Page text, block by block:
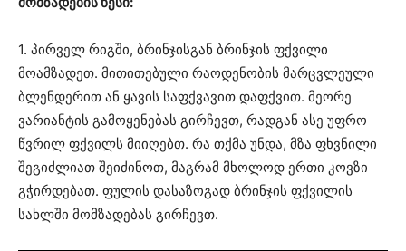
1. პირველ რიგში, ბრინჯისგან ბრინჯის ფქვილი
მოამზადეთ. მითითებული რაოდენობის მარცვლეული
ბლენდერით ან ყავის საფქვავით დაფქვით. მეორე
ვარიანტის გამოყენებას გირჩევთ, რადგან ასე უფრო
წვრილ ფქვილს მიიღებთ. რა თქმა უნდა, მზა ფხვნილი
შეგიძლიათ შეიძინოთ, მაგრამ მხოლოდ ერთი კოვზი
გჭირდებათ. ფულის დასაზოგად ბრინჯის ფქვილის
სახლში მომზადებას გირჩევთ.